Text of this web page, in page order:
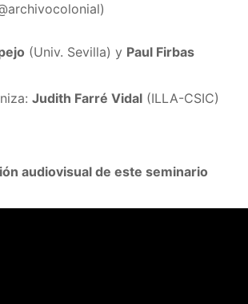
(Univ. Sevilla) y Paul Firbas
Judith Farré Vidal(ILLA-CSIC)
audiovisual de este seminario